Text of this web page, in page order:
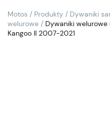
Motos / Produkty / Dywaniki
welurowe / Dywaniki welurowe
Kangoo II 2007-2021